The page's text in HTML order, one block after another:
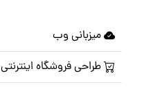
میزبانی وب
طراحی فروشگاه اینترنتی